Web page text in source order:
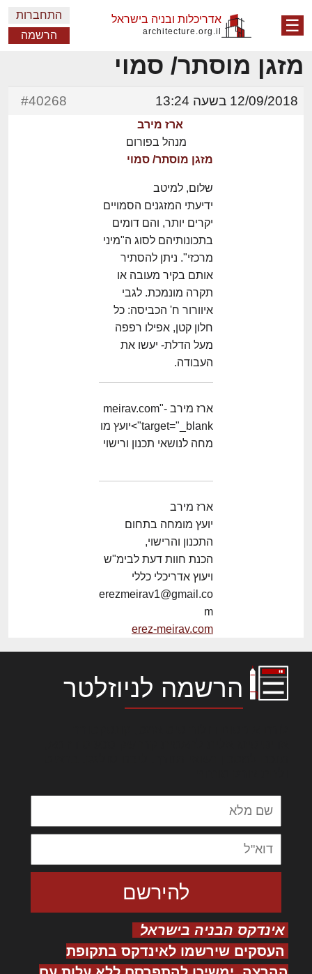
☰ אדריכלות ובניה בישראל
architecture.org.il
התחברות
הרשמה
מזגן מוסתר/ סמוי
12/09/2018 בשעה 13:24 #40268
ארז מירב
מנהל בפורום
מזגן מוסתר/ סמוי
שלום, למיטב
ידיעתי המזגנים הסמויים
יקרים יותר, והם דומים
בתכונותיהם לסוג ה"מיני
מרכזי". ניתן להסתיר
אותם בקיר מעובה או
תקרה מונמכת. לגבי
איוורור ח' הכביסה: כל
חלון קטן, אפילו רפפה
מעל הדלת- יעשו את
העבודה.
ארז מירב -meirav.com"
target="_blank">יועץ מו
מחה לנושאי תכנון ורישוי
ארז מירב
יועץ מומחה בתחום
התכנון והרישוי,
הכנת חוות דעת לבימ"ש
ויעוץ אדריכלי כללי
erezmeirav1@gmail.co
m
erez-meirav.com
הרשמה לניוזלטר
אינדקס הבניה בישראל
העסקים שירשמו לאינדקס בתקופת